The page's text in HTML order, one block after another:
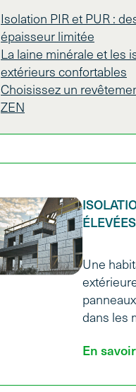
Isolation PIR et PUR :
épaisseur limitée
La laine minérale et les
extérieurs confortables
Choisissez un
ZEN
Une
dans les
En